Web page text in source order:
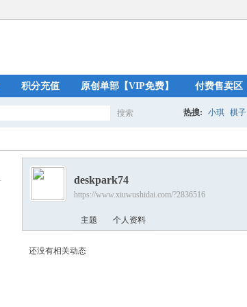
积分充值 原创单部【VIP免费】 付费售卖区
搜索
索
热搜: 小琪 棋子
deskpark74
https://www.xiuwushidai.com/?2836516
主题 个人资料
还没有相关动态